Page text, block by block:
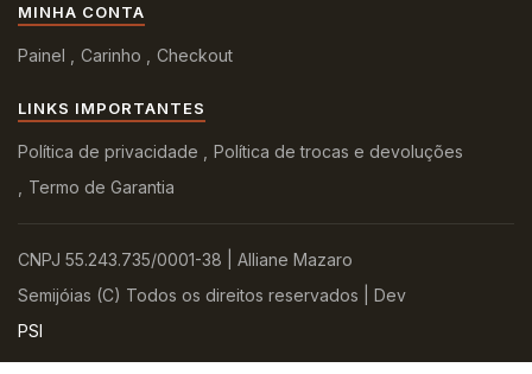
MINHA CONTA
Painel Carinho Checkout
LINKS IMPORTANTES
Política de privacidade
Política de trocas e devoluções
Termo de Garantia
CNPJ 55.243.735/0001-38 | Alliane Mazaro
Semijóias (C) Todos os direitos reservados | Dev
PSI